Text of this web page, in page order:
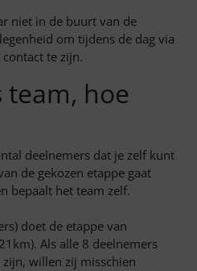
niet in de buurt van de
om tijdens de dag via
te zijn.
team, hoe
deelnemers dat je zelf kunt
de gekozen etappe gaat
bepaalt het team zelf.
doet de etappe van
Als alle 8 deelnemers
willen zij misschien